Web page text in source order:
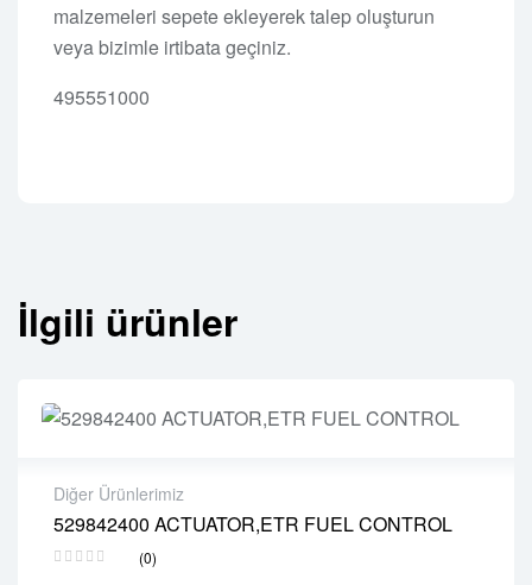
malzemeleri sepete ekleyerek talep oluşturun
veya bizimle irtibata geçiniz.
495551000
İlgili ürünler
Diğer Ürünlerimiz
529842400 ACTUATOR,ETR FUEL CONTROL
(0)
2 years warranty
Delivery time: 1-2 business days